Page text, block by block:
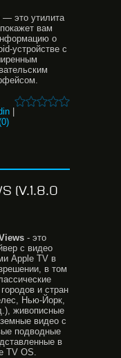
— это утилита
вам
о
устройстве с
(V.1.8.0
- это
с видео
Apple TV в
в том
и стран
Нью-Йорк,
живописные
видео с
подводные
в
TV OS.